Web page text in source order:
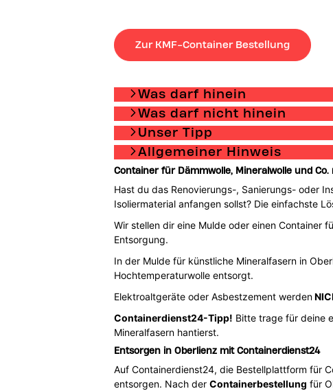
Zur KMF-Container Bestellung
Was darf hinein
Was darf nicht hinein
Unser Tipp
Allgemeiner Hinweis
Container für Dämmwolle, Mineralwolle und Co.
Hast du das Renovierungs-, Sanierungs- oder
Isoliermaterial anfangen sollst? Die einfachste
Wir stellen dir eine Mulde oder einen Container
Entsorgung.
In der Mulde für künstliche Mineralfasern in
Hochtemperaturwolle entsorgt.
Elektroaltgeräte oder Asbestzement werden
Containerdienst24-Tipp! Bitte trage für deine
Mineralfasern hantierst.
Entsorgen in Oberlienz mit Containerdienst24
Auf Containerdienst24, die Bestellplattform für
entsorgen. Nach der Containerbestellung für